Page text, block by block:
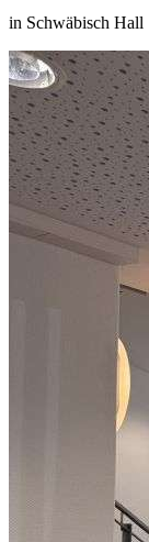
in Schwäbisch Hall